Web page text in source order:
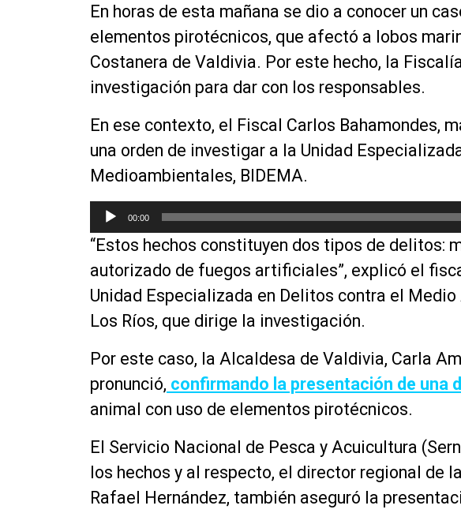
En horas de esta mañana se dio a conocer un
elementos pirotécnicos, que afectó a lobos
Costanera de Valdivia. Por este hecho, la
investigación para dar con los responsables.
En ese contexto, el Fiscal Carlos Bahamondes,
una orden de investigar a la Unidad
Medioambientales, BIDEMA.
e
r
o
d
u
t
o
r
d
e
a
u
d
00:00
“Estos hechos constituyen dos tipos de delitos:
autorizado de fuegos artificiales”, explicó el
Unidad Especializada en Delitos contra el
Los Ríos, que dirige la investigación.
Por este caso, la Alcaldesa de Valdivia, Carla
pronunció, confirmando la presentación de una
animal con uso de elementos pirotécnicos.
El Servicio Nacional de Pesca y Acuicultura
los hechos y al respecto, el director regional de
Rafael Hernández, también aseguró la